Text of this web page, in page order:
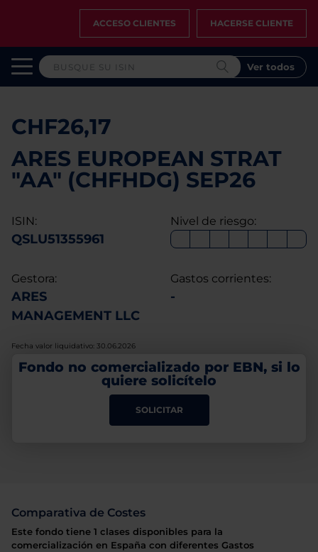
ACCESO CLIENTES HACERSE CLIENTE
Ver todos
CHF26,17
ARES EUROPEAN STRAT
"AA" (CHFHDG) SEP26
ISIN:
QSLU51355961
Nivel de riesgo:
Gestora:
ARES
MANAGEMENT LLC
Gastos corrientes:
-
Fecha valor liquidativo: 30.06.2026
Fondo no comercializado por EBN, si lo
quiere solicítelo
SOLICITAR
Comparativa de Costes
Este fondo tiene 1 clases disponibles para la
comercialización en España con diferentes Gastos